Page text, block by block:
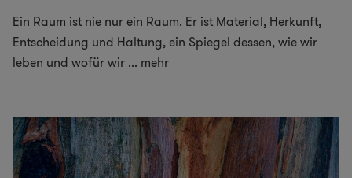
Ein Raum ist nie nur ein Raum. Er ist Material, Herkunft,
Entscheidung und Haltung, ein Spiegel dessen, wie wir
leben und wofür wir ... mehr